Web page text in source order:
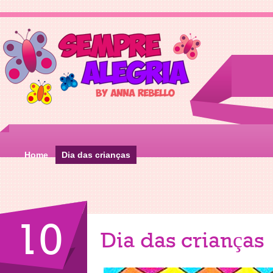
Home Dia das crianças
10 Dia das crianças